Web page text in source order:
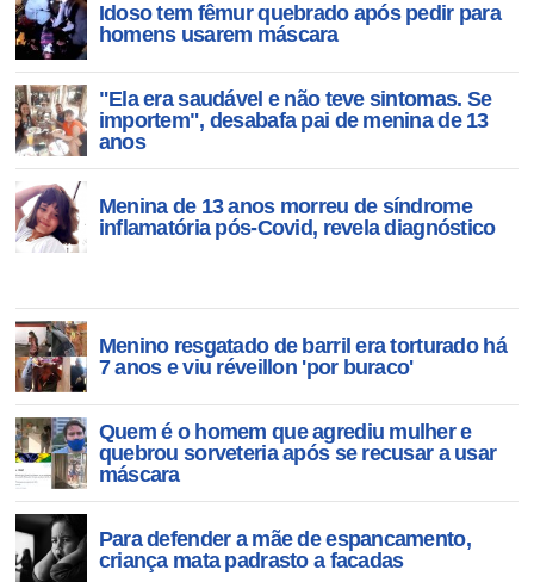
Idoso tem fêmur quebrado após pedir para
homens usarem máscara
"Ela era saudável e não teve sintomas. Se
importem", desabafa pai de menina de 13
anos
Menina de 13 anos morreu de síndrome
inflamatória pós-Covid, revela diagnóstico
Menino resgatado de barril era torturado há
7 anos e viu réveillon 'por buraco'
Quem é o homem que agrediu mulher e
quebrou sorveteria após se recusar a usar
máscara
Para defender a mãe de espancamento,
criança mata padrasto a facadas